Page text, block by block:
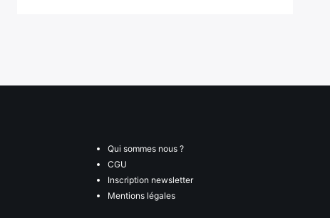
Qui sommes nous ?
CGU
Inscription newsletter
Mentions légales